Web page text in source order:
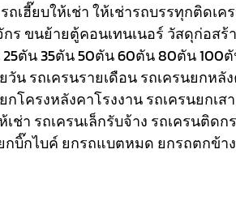
ถเฮี๊ยบให้เช่า ให้เช่ารถบรรทุกติด
กร ขนย้ายตู้คอนเทนเนอร์ วัสดุก่อส
ตัน 35ตัน 50ตัน 60ตัน 80ตัน
วัน รถเครนรายเดือน รถเครนยกห
กโครงหลังคาโรงงาน รถเครนยกเ
เช่า รถเครนเล็กรับจ้าง รถเครนติดก
บิ๊กไบค์ ยกรถแบตหมด ยกรถตกข้า